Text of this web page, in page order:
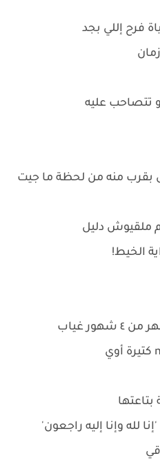
فرح إللي بجد
تتصاحب عليه
بقرب منه من لحظة ما جيت
ملقيوش دليل
الخيط!
غياب